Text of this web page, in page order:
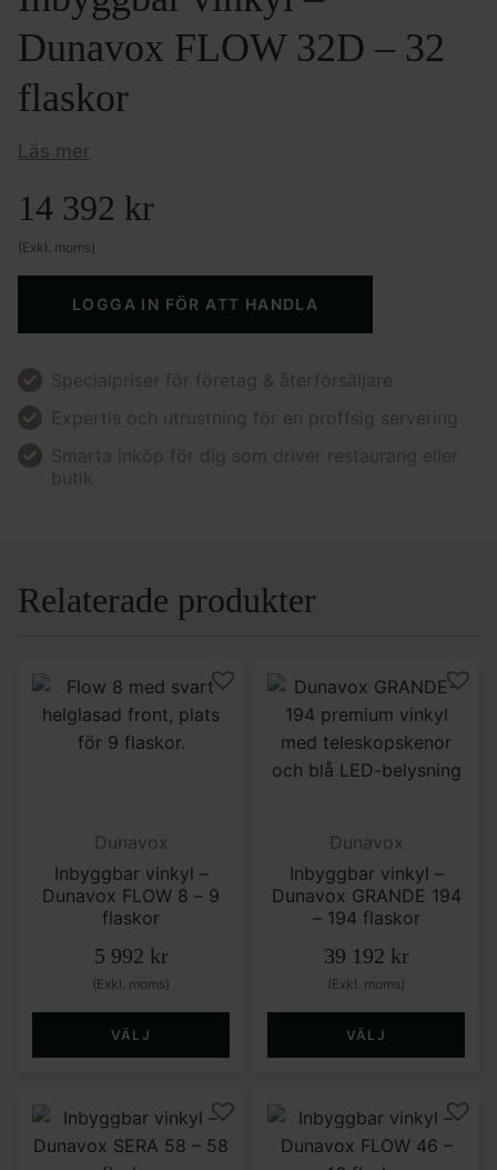
Dunavox FLOW 32D – 32
flaskor
Läs mer
14 392 kr
(Exkl. moms)
LOGGA IN FÖR ATT HANDLA
Specialpriser för företag & återförsäljare
Expertis och utrustning för en proffsig servering
Smarta inköp för dig som driver restaurang eller
butik
Relaterade produkter
Dunavox
Inbyggbar vinkyl –
Dunavox FLOW 8 – 9
flaskor
5 992 kr
(Exkl. moms)
VÄLJ
Dunavox
Inbyggbar vinkyl –
Dunavox GRANDE 194
– 194 flaskor
39 192 kr
(Exkl. moms)
VÄLJ